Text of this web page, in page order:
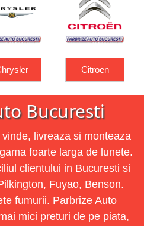
Dacia
Bucuresti
livreaza si monteaza
foarte larga de lunete.
clientului in Bucuresti si
Fuyao, Benson.
fumurii. Parbrize Auto
mici preturi de pe piata,